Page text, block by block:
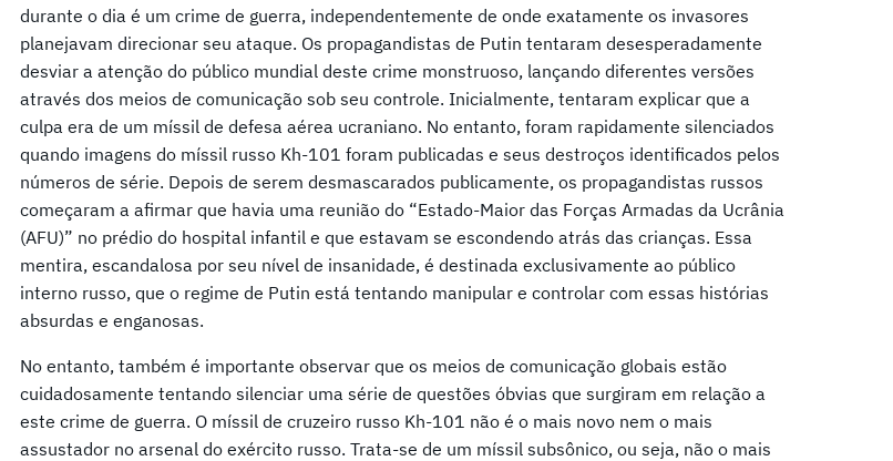
durante o dia é um crime de guerra, independentemente de onde exatamente os invasores
planejavam direcionar seu ataque. Os propagandistas de Putin tentaram desesperadamente
desviar a atenção do público mundial deste crime monstruoso, lançando diferentes versões
através dos meios de comunicação sob seu controle. Inicialmente, tentaram explicar que a
culpa era de um míssil de defesa aérea ucraniano. No entanto, foram rapidamente silenciados
quando imagens do míssil russo Kh-101 foram publicadas e seus destroços identificados pelos
números de série. Depois de serem desmascarados publicamente, os propagandistas russos
começaram a afirmar que havia uma reunião do “Estado-Maior das Forças Armadas da Ucrânia
(AFU)” no prédio do hospital infantil e que estavam se escondendo atrás das crianças. Essa
mentira, escandalosa por seu nível de insanidade, é destinada exclusivamente ao público
interno russo, que o regime de Putin está tentando manipular e controlar com essas histórias
absurdas e enganosas.
No entanto, também é importante observar que os meios de comunicação globais estão
cuidadosamente tentando silenciar uma série de questões óbvias que surgiram em relação a
este crime de guerra. O míssil de cruzeiro russo Kh-101 não é o mais novo nem o mais
assustador no arsenal do exército russo. Trata-se de um míssil subsônico, ou seja, não o mais